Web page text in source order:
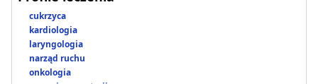
cukrzyca
kardiologia
laryngologia
narząd ruchu
onkologia